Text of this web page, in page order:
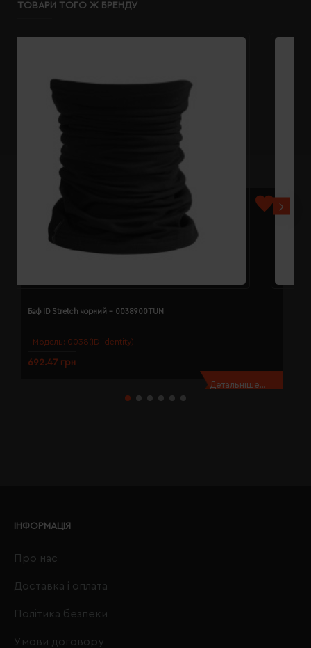
ТОВАРИ ТОГО Ж БРЕНДУ
Модель: 0038(ID identity)
Баф ID Stretch чорний - 0038900TUN
692.47 грн
Детальніше...
ІНФОРМАЦІЯ
Про нас
Доставка і оплата
Політика безпеки
Умови договору